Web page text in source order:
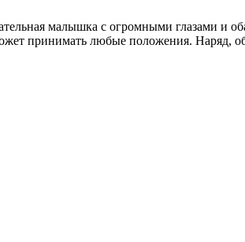
малышка с огромными глазами и
принимать любые положения. Наряд,